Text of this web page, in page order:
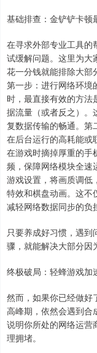
基础排查：金铲铲卡顿
在寻求外部专业工具的
试缓解问题。这里为大
花一分钱就能排除大部
第一步：进行网络环境
时，最直接有效的方
据流量（或者反之）。
复数据传输的畅通。第
在后台运行的高耗能或
在游戏时摘掉厚重的手
频，保障网络模块全速
游戏设置，将画质调低
特效和棋盘动画。这不
减轻网络数据同步的负
只要养成好习惯，遇
骤，就能解决大部分因
终极破局：轻蜂游戏加
然而，如果你已经做好
高峰期，依然会遇到合
说明你所处的网络运营
理拥堵。